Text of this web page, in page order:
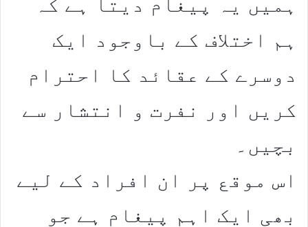
ہم اختلاف کے باوجود ایک
دوسرے کے عقائد کا احترام
کریں اور نفرت و انتشار سے
بچیں۔
اس موقع پر ان افراد کے لیے
بھی ایک اہم پیغام ہے جو